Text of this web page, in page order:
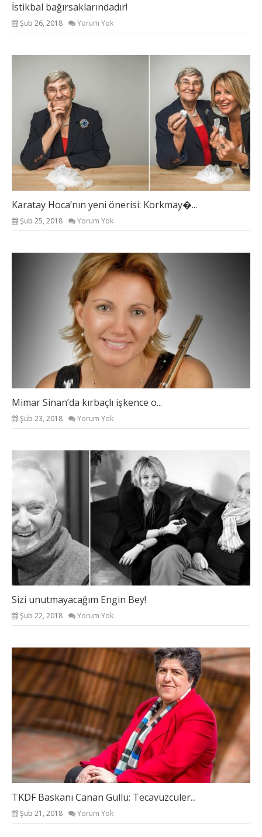
İstikbal bağırsaklarındadır!
Şub 26, 2018 Yorum Yok
Karatay Hoca’nın yeni önerisi: Korkmay�...
Şub 25, 2018 Yorum Yok
Mimar Sinan’da kırbaçlı işkence o...
Şub 23, 2018 Yorum Yok
Sizi unutmayacağım Engin Bey!
Şub 22, 2018 Yorum Yok
TKDF Baskanı Canan Güllü: Tecavüzcüler...
Şub 21, 2018 Yorum Yok